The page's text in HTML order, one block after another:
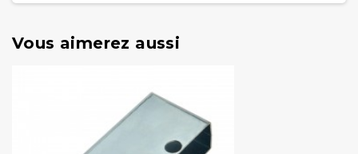
Vous aimerez aussi